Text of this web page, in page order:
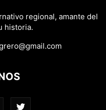
regional, amante del
historia.